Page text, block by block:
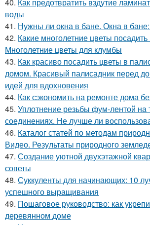
воды
41. Нужны ли окна в бане. Окна в
42. Какие многолетние цветы
Многолетние цветы для клумбы
43. Как красиво посадить цветы в
домом. Красивый палисадник перед
идей для вдохновения
44. Как сэкономить на ремонте дома
45. Уплотнение резьбы фум-лентой на
соединениях. Не лучше ли
46. Каталог статей по методам
Видео. Результаты природного
47. Создание уютной двухэтажной
советы
48. Суккуленты для начинающих: 10
успешного выращивания
49. Пошаговое руководство: как
деревянном доме